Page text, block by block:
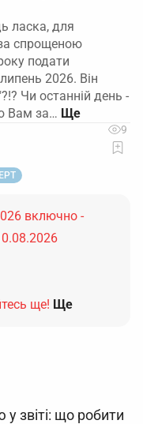
ласка, для
спрощеною
подати
2026. Він
Чи останній день -
Вам за…
9
включно -
ще! Ще
звіті: що робити